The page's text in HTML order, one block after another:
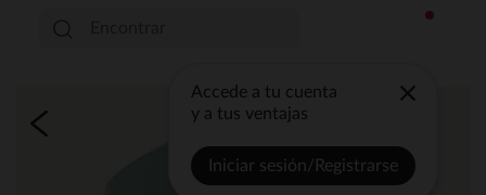
Accede a tu cuenta
y a tus ventajas
Iniciar sesión/Registrarse